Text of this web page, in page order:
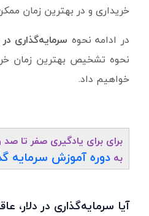
خریداری و در بهترین زمان
در ادامه نحوه سرمایه‌گذاری در
نحوه تشخیص بهترین زمان
خواهیم داد.
برای برای یادگیری صفر تا
به دوره آموزش سرمایه
آیا سرمایه‌گذاری در دلار،